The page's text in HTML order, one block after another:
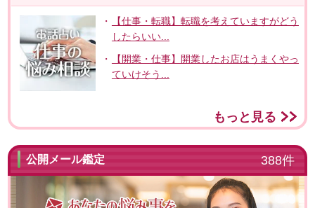
【仕事・転職】転職を考えていますがどう
したらいい...
【開業・仕事】開業したお店はうまくやっ
ていけそう...
もっと見る
公開メール鑑定 388件